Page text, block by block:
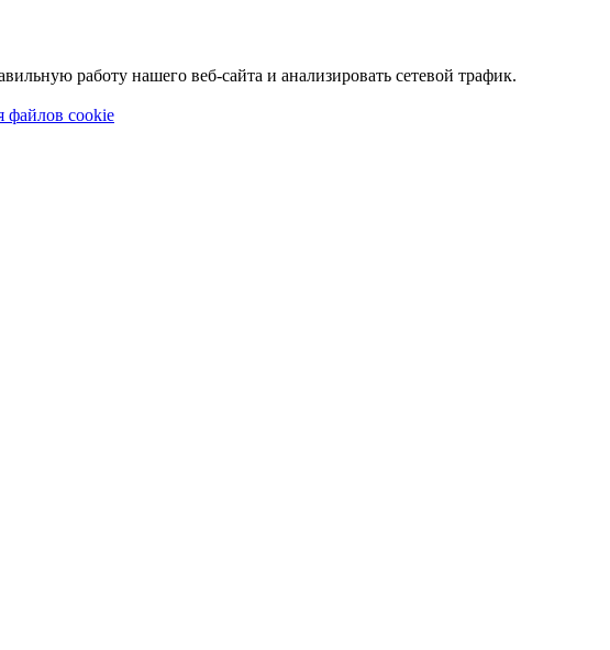
работу нашего веб-сайта и анализировать сетевой трафик.
файлов cookie